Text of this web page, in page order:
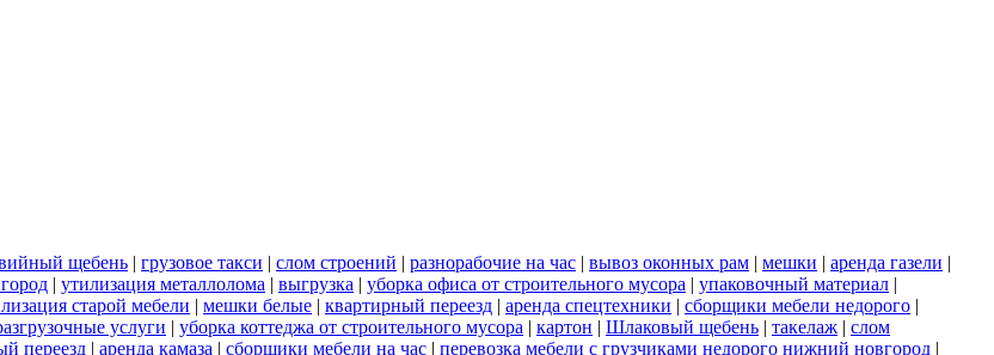
щебень | грузовое такси | слом строений | разнорабочие на час | вывоз оконных рам | мешки | аренда газели |
| утилизация металлолома | выгрузка | уборка офиса от строительного мусора | упаковочный материал |
старой мебели | мешки белые | квартирный переезд | аренда спецтехники | сборщики мебели недорого |
услуги | уборка коттеджа от строительного мусора | картон | Шлаковый щебень | такелаж | слом
переезд | аренда камаза | сборщики мебели на час | перевозка мебели с грузчиками недорого нижний новгород |